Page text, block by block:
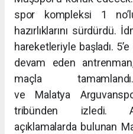
spor kompleksi 1
hazırlıklarını sürdürdü.
hareketleriyle başladı.
devam eden
maçla
ve Malatya
tribünden izledi.
açıklamalarda bulunan